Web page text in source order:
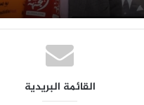
القائمة البريدية